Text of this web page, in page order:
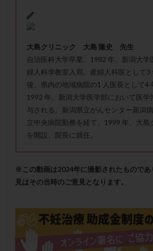
大島クリニック 大島 隆史 先生
自治医科大学卒業。1982 年、新潟大学
婦人科学教室入局。産婦人科医として3
後、県内の地域病院の1 人医長として4
1992 年、新潟大学医学部において医学
与される。新潟県立がんセンター新潟
立中央病院勤務を経て、1999 年、大島
を開設、院長に就任。
※この動画は2024年に撮影されたものであ
見はその当時のご意見となります。
不育症検査
中隔子宮
乳酸菌
二人目不妊 二人目妊活
亜急性甲状腺炎
亜鉛 人工授精
低グレード胚
低体重 低刺激
低温期
体づくり 体外受精
保険適用
偽嚢胞
偽閉経療法
先天性甲状腺機能低下症
凍結卵子
凍結卵移送 凍結精子
凍結胚盤胞
凍結胚移植
分割胚凍結
初期胚 初期胚凍結
初診
刺激周期 刺激方法
刺
前核期凍結
副作用 化学流産